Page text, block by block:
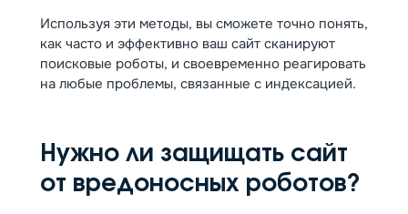
Используя эти методы, вы сможете точно понять,
как часто и эффективно ваш сайт сканируют
поисковые роботы, и своевременно реагировать
на любые проблемы, связанные с индексацией.
Нужно ли защищать сайт
от вредоносных роботов?